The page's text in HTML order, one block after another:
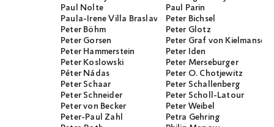
Paul Nolte
Paul Parin
Paula-Irene Villa BraslavskyPeter Bichsel
Peter Böhm
Peter Glotz
Peter Gorsen
Peter Graf von
Peter Hammerstein
Peter Iden
Peter Koslowski
Peter Merseburger
Péter Nádas
Peter O. Chotjewitz
Peter Schaar
Peter Schallenberg
Peter Schneider
Peter Scholl-Latour
Peter von Becker
Peter Weibel
Peter-Paul Zahl
Petra Gehring